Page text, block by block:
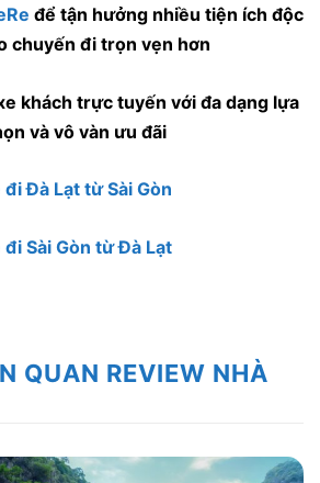
để tận hưởng nhiều tiện ích độc
chuyến đi trọn vẹn hơn
khách trực tuyến với đa dạng lựa
và vô vàn ưu đãi
đi Đà Lạt từ Sài Gòn
đi Sài Gòn từ Đà Lạt
QUAN REVIEW NHÀ